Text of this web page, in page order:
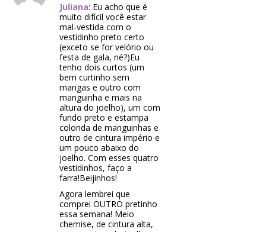
Juliana: Eu acho que é
muito difícil você estar
mal-vestida com o
vestidinho preto certo
(exceto se for velório ou
festa de gala, né?)Eu
tenho dois curtos (um
bem curtinho sem
mangas e outro com
manguinha e mais na
altura do joelho), um com
fundo preto e estampa
colorida de manguinhas e
outro de cintura império e
um pouco abaixo do
joelho. Com esses quatro
vestidinhos, faço a
farra!Beijinhos!
Agora lembrei que
comprei OUTRO pretinho
essa semana! Meio
chemise, de cintura alta,